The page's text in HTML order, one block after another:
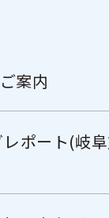
案内
ポート(岐